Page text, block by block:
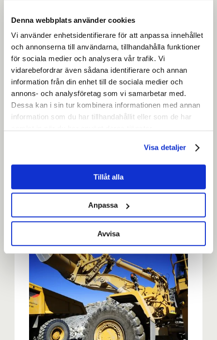
Denna webbplats använder cookies
Vi använder enhetsidentifierare för att anpassa innehållet
och annonserna till användarna, tillhandahålla funktioner
för sociala medier och analysera vår trafik. Vi
vidarebefordrar även sådana identifierare och annan
information från din enhet till de sociala medier och
annons- och analysföretag som vi samarbetar med.
Dessa kan i sin tur kombinera informationen med annan
information som du har tillhandahållit eller som de har
Visa detaljer
Tillåt alla
Anpassa
Avvisa